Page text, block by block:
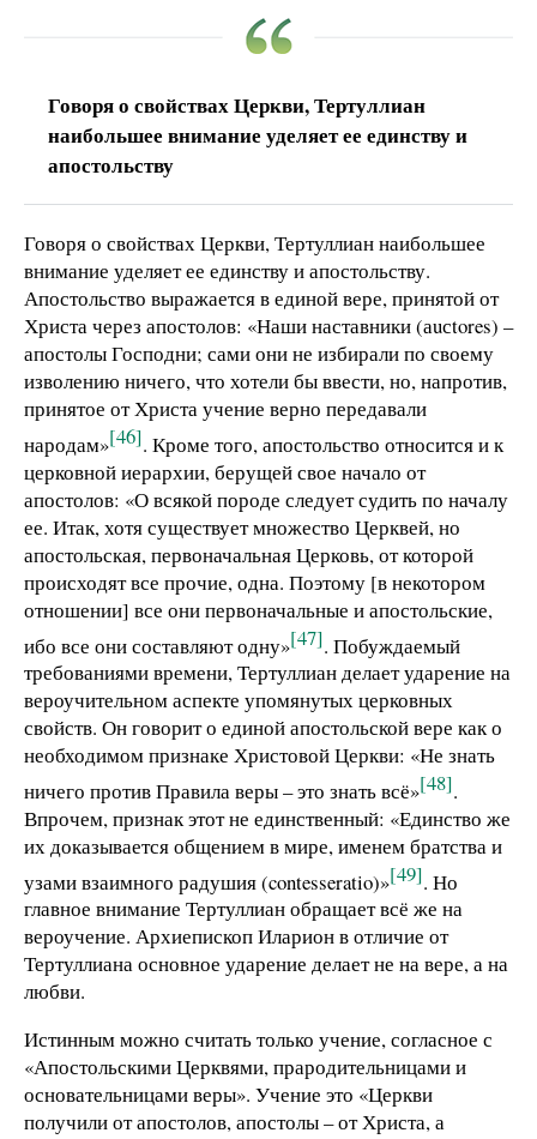
Говоря о свойствах Церкви, Тертуллиан
наибольшее внимание уделяет ее единству и
апостольству
Говоря о свойствах Церкви, Тертуллиан наибольшее
внимание уделяет ее единству и апостольству.
Апостольство выражается в единой вере, принятой от
Христа через апостолов: «Наши наставники (аuсtores) –
апостолы Господни; сами они не избирали по своему
изволению ничего, что хотели бы ввести, но, напротив,
принятое от Христа учение верно передавали
народам»[46]. Кроме того, апостольство относится и к
церковной иерархии, берущей свое начало от
апостолов: «О всякой породе следует судить по началу
ее. Итак, хотя существует множество Церквей, но
апостольская, первоначальная Церковь, от которой
происходят все прочие, одна. Поэтому [в некотором
отношении] все они первоначальные и апостольские,
ибо все они составляют одну»[47]. Побуждаемый
требованиями времени, Тертуллиан делает ударение на
вероучительном аспекте упомянутых церковных
свойств. Он говорит о единой апостольской вере как о
необходимом признаке Христовой Церкви: «Не знать
ничего против Правила веры – это знать всё»[48].
Впрочем, признак этот не единственный: «Единство же
их доказывается общением в мире, именем братства и
узами взаимного радушия (contesseratio)»[49]. Но
главное внимание Тертуллиан обращает всё же на
вероучение. Архиепископ Иларион в отличие от
Тертуллиана основное ударение делает не на вере, а на
любви.
Истинным можно считать только учение, согласное с
«Апостольскими Церквями, прародительницами и
основательницами веры». Учение это «Церкви
получили от апостолов, апостолы – от Христа, а